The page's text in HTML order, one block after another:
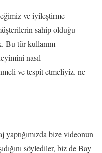
ve iyileştirme
sahip olduğu
Bu tür kullanım
nasıl
ve tespit etmeliyiz. ne
bize videonun
söylediler, biz de Bay